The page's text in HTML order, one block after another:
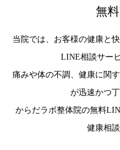
無
当院では、お客様の健康と
LINE相談サー
痛みや体の不調、健康に関
が迅速かつ
からだラボ整体院の無料
健康相